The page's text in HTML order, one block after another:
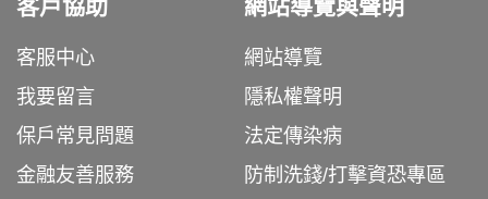
客戶協助
客服中心
我要留言
保戶常見問題
金融友善服務
網站導覽與聲明
網站導覽
隱私權聲明
法定傳染病
防制洗錢/打擊資恐專區